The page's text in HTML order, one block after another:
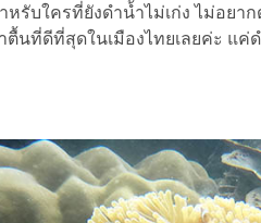
หรับใครที่ยังดำน้ำไม่เก่ง ไม่อยา
นที่ดีที่สุดในเมืองไทยเลยค่ะ แค่